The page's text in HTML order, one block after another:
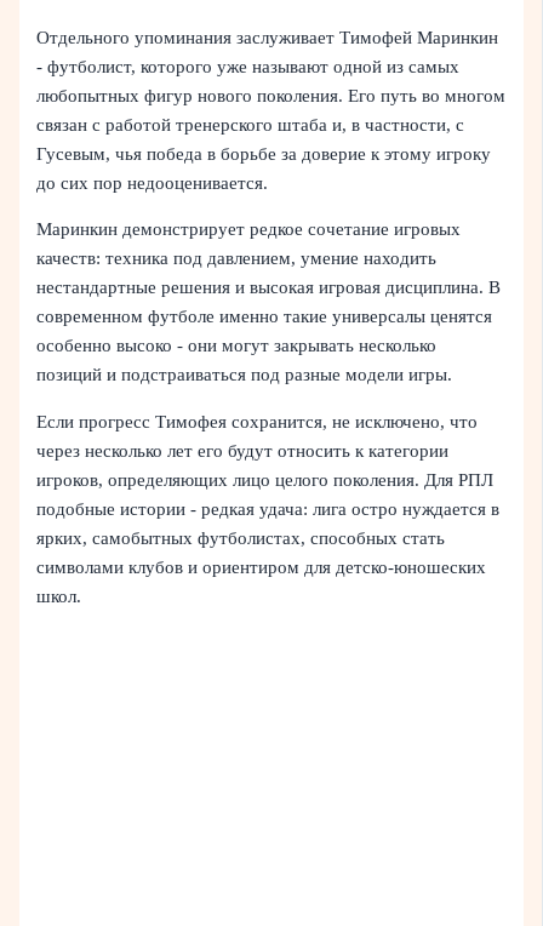
Отдельного упоминания заслуживает Тимофей Маринкин
- футболист, которого уже называют одной из самых
любопытных фигур нового поколения. Его путь во многом
связан с работой тренерского штаба и, в частности, с
Гусевым, чья победа в борьбе за доверие к этому игроку
до сих пор недооценивается.
Маринкин демонстрирует редкое сочетание игровых
качеств: техника под давлением, умение находить
нестандартные решения и высокая игровая дисциплина. В
современном футболе именно такие универсалы ценятся
особенно высоко - они могут закрывать несколько
позиций и подстраиваться под разные модели игры.
Если прогресс Тимофея сохранится, не исключено, что
через несколько лет его будут относить к категории
игроков, определяющих лицо целого поколения. Для РПЛ
подобные истории - редкая удача: лига остро нуждается в
ярких, самобытных футболистах, способных стать
символами клубов и ориентиром для детско-юношеских
школ.